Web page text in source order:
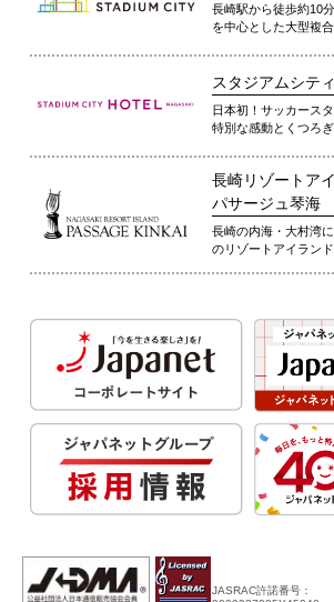
長崎駅から徒歩約10
を中心とした大型複
スタジアムシテ
日本初！サッカース
特別な感動とくつろぎ
長崎リゾートア
パサージュ琴海
長崎の内海・大村湾
のリゾートアイランド
JASRAC許諾番号：